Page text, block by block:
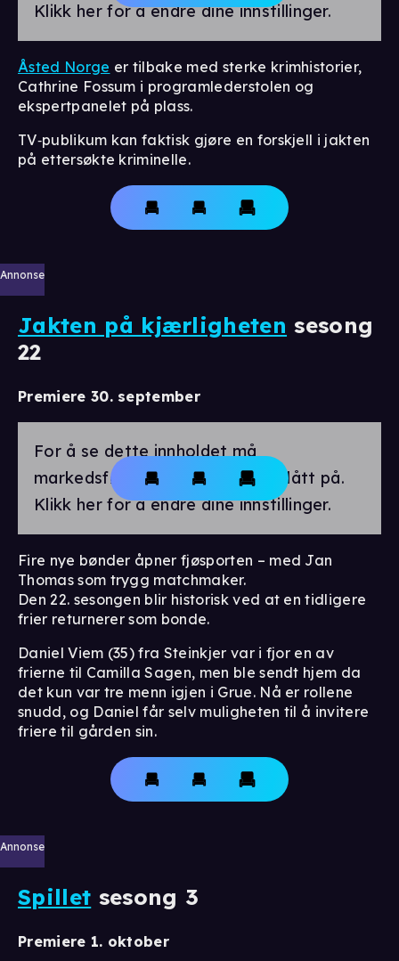
Klikk her for å endre dine innstillinger.
Åsted Norge er tilbake med sterke krimhistorier,
Cathrine Fossum i programlederstolen og
ekspertpanelet på plass.
TV‑publikum kan faktisk gjøre en forskjell i jakten
på ettersøkte kriminelle.
Annonse
Jakten på kjærligheten sesong
22
Premiere 30. september
For å se dette innholdet må
markedsførings-cookies være slått på.
Klikk her for å endre dine innstillinger.
Fire nye bønder åpner fjøsporten – med Jan
Thomas som trygg matchmaker.
Den 22. sesongen blir historisk ved at en tidligere
frier returnerer som bonde.
Daniel Viem (35) fra Steinkjer var i fjor en av
frierne til Camilla Sagen, men ble sendt hjem da
det kun var tre menn igjen i Grue. Nå er rollene
snudd, og Daniel får selv muligheten til å invitere
friere til gården sin.
Annonse
Spillet sesong 3
Premiere 1. oktober